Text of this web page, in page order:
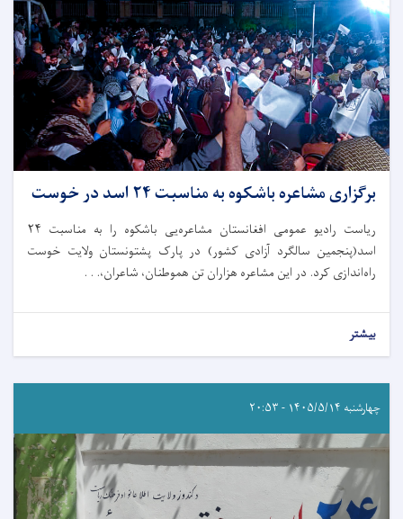
برگزاری مشاعره باشکوه به مناسبت ۲۴ اسد در خوست
ریاست رادیو عمومی افغانستان مشاعره‌یی باشکوه را به مناسبت ۲۴
اسد(پنجمین سالگرد آزادی کشور) در پارک پشتونستان ولایت خوست
راه‌اندازی کرد. در این مشاعره هزاران تن هموطنان، شاعران،. . .
بیشتر
چهارشنبه ۱۴۰۵/۵/۱۴ - ۲۰:۵۳